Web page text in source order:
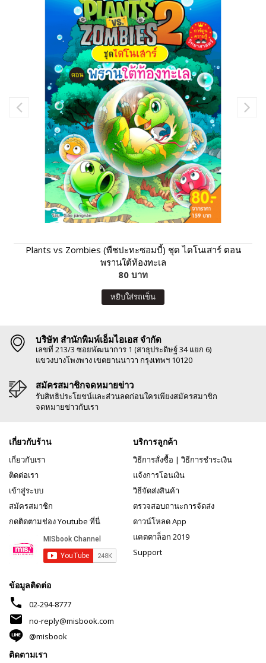
Plants vs Zombies (พืชปะทะซอมบี้) ชุด ไดโนเสาร์ ตอน
พรานใต้ท้องทะเล
80 บาท
หยิบใส่รถเข็น
บริษัท สำนักพิมพ์เอ็มไอเอส จำกัด
เลขที่ 213/3 ซอยพัฒนาการ 1 (สาธุประดิษฐ์ 34 แยก 6)
แขวงบางโพงพาง เขตยานนาวา กรุงเทพฯ 10120
สมัครสมาชิกจดหมายข่าว
รับสิทธิประโยชน์และส่วนลดก่อนใครเพียงสมัครสมาชิก
จดหมายข่าวกับเรา
เกี่ยวกับร้าน
เกี่ยวกับเรา
ติดต่อเรา
เข้าสู่ระบบ
สมัครสมาชิก
กดติดตามช่อง Youtube ที่นี่
บริการลูกค้า
วิธีการสั่งซื้อ | วิธีการชำระเงิน
แจ้งการโอนเงิน
วิธีจัดส่งสินค้า
ตรวจสอบถานะการจัดส่ง
ดาวน์โหลด App
แคตตาล็อก 2019
Support
ข้อมูลติดต่อ
phone 02-294-8777
mail
no-reply@misbook.com
@misbook
ติดตามเรา